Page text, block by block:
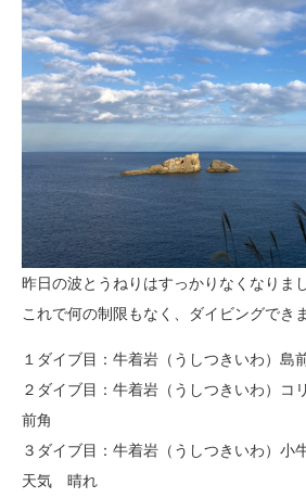
昨日の波とうねりはすっかりなくなりま
これで何の制限もなく、ダイビングできま
１ダイブ目：牛着岩（うしつきいわ）
２ダイブ目：牛着岩（うしつきいわ）
前角
３ダイブ目：牛着岩（うしつきいわ）
天気 晴れ